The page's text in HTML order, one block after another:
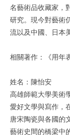
名藝術品收藏家，
研究。現今對藝術
流以及中國、日本
相關著作：《用年
姓名：陳怡安
高雄師範大學美術
愛好文學與寫作，
唐宋陶瓷與各國的
藝術史間的橋梁中